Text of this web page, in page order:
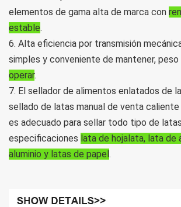
elementos de gama alta de marca con
estable.
6. Alta eficiencia por transmisión
simples y conveniente de mantener,
operar.
7. El sellador de alimentos enlatados de
sellado de latas manual de venta
es adecuado para sellar todo tipo de
especificaciones lata de hojalata, lata de
aluminio y latas de papel.